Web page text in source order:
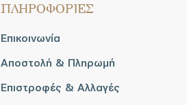
ΠΛΗΡΟΦΟΡΙΕΣ
Επικοινωνία
Αποστολή & Πληρωμή
Επιστροφές & Αλλαγές